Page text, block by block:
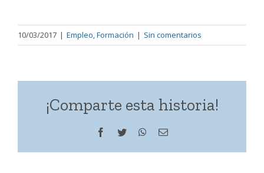
10/03/2017 | Empleo,Formación | Sin comentarios
¡Comparte esta historia!
Facebook
Twitter WhatsApp
Correo